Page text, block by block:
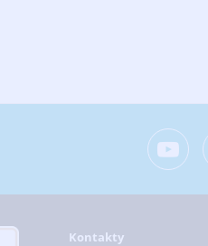
Kontakty